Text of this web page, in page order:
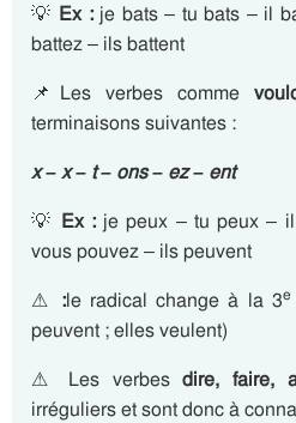
💡 Ex : je bats – tu bats – il
battez – ils battent
📌Les verbes comme
terminaisons suivantes :
x – x – t – ons – ez – ent
💡 Ex : je peux – tu peux –
vous pouvez – ils peuvent
⚠ :le radical change à la 3e
peuvent ; elles veulent)
⚠ Les verbesdire, faire,
irréguliers et sont donc à